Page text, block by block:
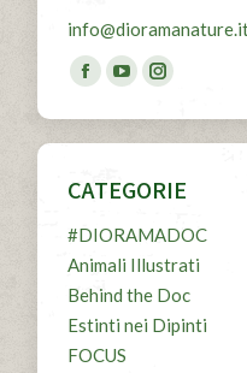
Find us on:
Facebook
page
opens
in
window
YouTube
page
opens
in
window
Instagram
page
opens
in
window
CATEGORIE
#DIORAMADOC
Animali Illustrati
Behind the Doc
Estinti nei Dipinti
FOCUS